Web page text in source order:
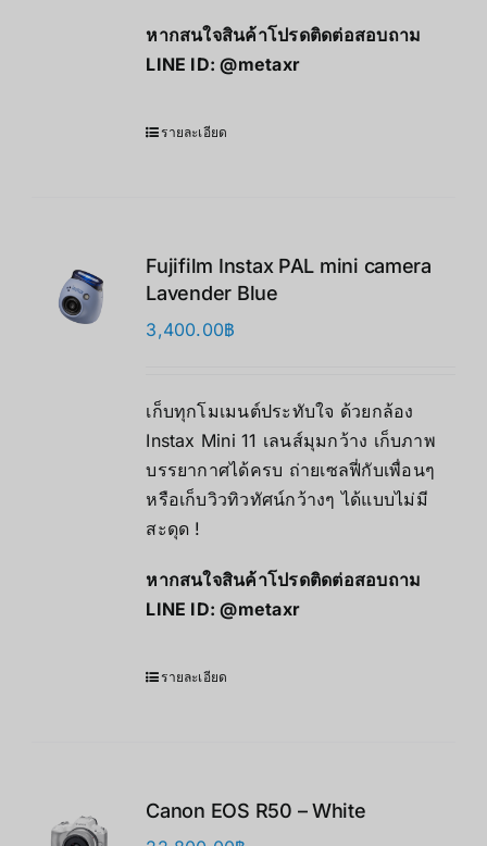
หากสนใจสินค้าโปรดติดต่อสอบถาม
LINE ID:@metaxr
รายละเอียด
Fujifilm Instax PAL mini camera
Lavender Blue
3,400.00฿
เก็บทุกโมเมนต์ประทับใจ ด้วยกล้อง
Instax Mini 11 เลนส์มุมกว้าง เก็บภาพ
บรรยากาศได้ครบ ถ่ายเซลฟี่กับเพื่อนๆ
หรือเก็บวิวทิวทัศน์กว้างๆ ได้แบบไม่มี
สะดุด !
หากสนใจสินค้าโปรดติดต่อสอบถาม
LINE ID:@metaxr
รายละเอียด
Canon EOS R50 – White